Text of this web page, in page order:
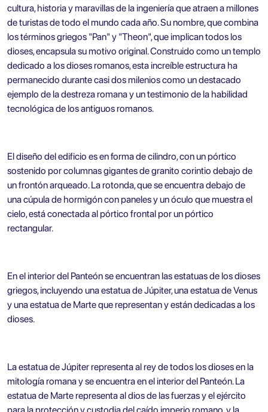
cultura, historia y maravillas de la ingeniería que atraen a millones
de turistas de todo el mundo cada año. Su nombre, que combina
los términos griegos "Pan" y "Theon", que implican todos los
dioses, encapsula su motivo original. Construido como un templo
dedicado a los dioses romanos, esta increíble estructura ha
permanecido durante casi dos milenios como un destacado
ejemplo de la destreza romana y un testimonio de la habilidad
tecnológica de los antiguos romanos.
El diseño del edificio es en forma de cilindro, con un pórtico
sostenido por columnas gigantes de granito corintio debajo de
un frontón arqueado. La rotonda, que se encuentra debajo de
una cúpula de hormigón con paneles y un óculo que muestra el
cielo, está conectada al pórtico frontal por un pórtico
rectangular.
En el interior del Panteón se encuentran las estatuas de los dioses
griegos, incluyendo una estatua de Júpiter, una estatua de Venus
y una estatua de Marte que representan y están dedicadas a los
dioses.
La estatua de Júpiter representa al rey de todos los dioses en la
mitología romana y se encuentra en el interior del Panteón. La
estatua de Marte representa al dios de las fuerzas y el ejército
para la protección y custodia del caído imperio romano, y la